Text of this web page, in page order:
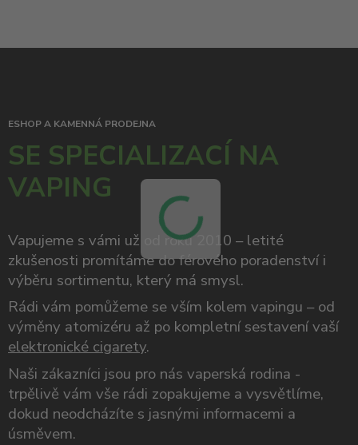
ESHOP A KAMENNÁ PRODEJNA
SE SPECIALIZACÍ NA
VAPING
Vapujeme s vámi už od roku 2010 – letité
zkušenosti promítáme do férového poradenství i
výběru sortimentu, který má smysl.
Rádi vám pomůžeme se vším kolem vapingu – od
výměny atomizéru až po kompletní sestavení vaší
elektronické cigarety.
Naši zákazníci jsou pro nás vaperská rodina -
trpělivě vám vše rádi zopakujeme a vysvětlíme,
dokud neodcházíte s jasnými informacemi a
úsměvem.